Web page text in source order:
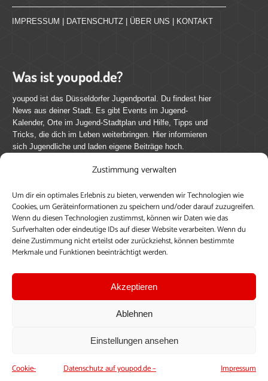
Zustimmung verwalten
Um dir ein optimales Erlebnis zu bieten, verwenden wir Technologien wie
Cookies, um Geräteinformationen zu speichern und/oder darauf zuzugreifen.
Wenn du diesen Technologien zustimmst, können wir Daten wie das
Surfverhalten oder eindeutige IDs auf dieser Website verarbeiten. Wenn du
deine Zustimmung nicht erteilst oder zurückziehst, können bestimmte
Merkmale und Funktionen beeinträchtigt werden.
Akzeptieren
Ablehnen
Einstellungen ansehen
Cookie-
Datenschutz auf youpod.de –
Impressum
IMPRESSUM DATENSCHUTZ ÜBER UNS KONTAKT
Was ist youpod.de?
youpod ist das Düsseldorfer Jugendportal. Du findest hier
News aus deiner Stadt. Es gibt Events im Jugend-
Kalender, Orte im Jugend-Stadtplan und Hilfe, Tipps und
Tricks, die dich im Leben weiterbringen. Hier informieren
sich Jugendliche und laden eigene Beiträge hoch.
Mach mit bei youpod.de!
youpod.de lebt von Menschen wie dir. Sammel
journalistische Erfahrung, teile deine Perspektive und
veröffentliche deine Beiträge auf youpod.de.Du musst
dich anmelden, um alle Funktionen nutzen zu können, ein
Profil anzulegen, eigene Beiträge hochzuladen und zu
Einloggen